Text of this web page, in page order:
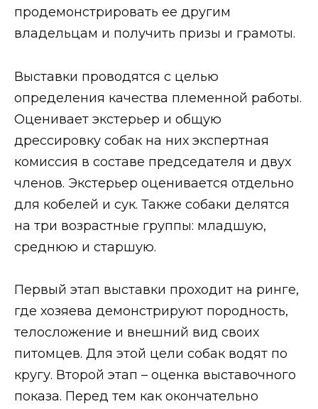
продемонстрировать ее другим
владельцам и получить призы и грамоты.
Выставки проводятся с целью
определения качества племенной работы.
Оценивает экстерьер и общую
дрессировку собак на них экспертная
комиссия в составе председателя и двух
членов. Экстерьер оценивается отдельно
для кобелей и сук. Также собаки делятся
на три возрастные группы: младшую,
среднюю и старшую.
Первый этап выставки проходит на ринге,
где хозяева демонстрируют породность,
телосложение и внешний вид своих
питомцев. Для этой цели собак водят по
кругу. Второй этап – оценка выставочного
показа. Перед тем как окончательно